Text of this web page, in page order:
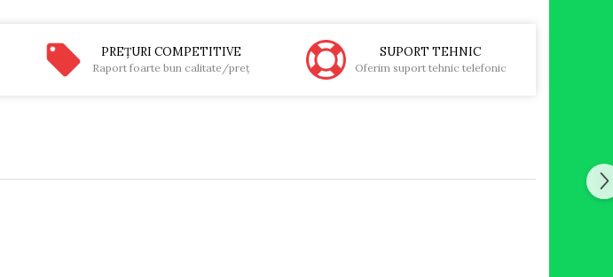
PREŢURI COMPETITIVE
Raport foarte bun calitate/preţ
SUPORT TEHNIC
Oferim suport tehnic telefonic